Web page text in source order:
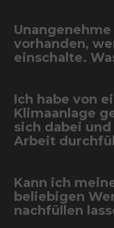
vorhanden,
einschalte.
Ich habe von
Klimaanlage
sich dabei
Arbeit
Kann ich
beliebigen
nachfüllen